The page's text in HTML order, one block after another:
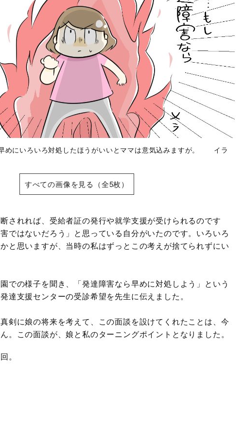
めにいろいろ対処したほうがいいとママは意気込みますが。 イラ
すべての画像を見る（全5枚）
されれば、受給者証の発行や就学支援が受けられるのです
ではないだろう」と思っている自分がいたのです。いろいろ
と思いますが、当時の私はずっとこの考えが捨てられずにい
での様子を聞き、「発達障害なら早めに対処しよう」という
達支援センターの受診希望を先生に伝えました。
剣に娘の将来を考えて、この面談を設けてくれたことは、今
。この面談が、娘と私のターニングポイントとなりました。
。